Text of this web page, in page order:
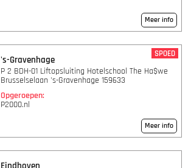
Meer info
's-Gravenhage
SPOED
P 2 BDH-01 Liftopsluiting Hotelschool The Ha$we
Brusselselaan 's-Gravenhage 159633
Opgeroepen:
P2000.nl
Meer info
Eindhoven